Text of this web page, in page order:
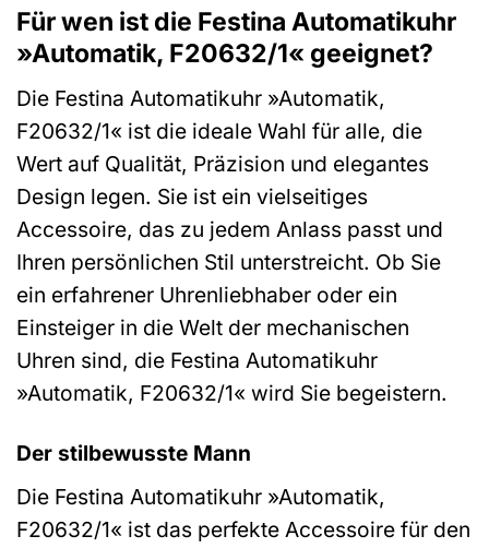
Für wen ist die Festina Automatikuhr
»Automatik, F20632/1« geeignet?
Die Festina Automatikuhr »Automatik,
F20632/1« ist die ideale Wahl für alle, die
Wert auf Qualität, Präzision und elegantes
Design legen. Sie ist ein vielseitiges
Accessoire, das zu jedem Anlass passt und
Ihren persönlichen Stil unterstreicht. Ob Sie
ein erfahrener Uhrenliebhaber oder ein
Einsteiger in die Welt der mechanischen
Uhren sind, die Festina Automatikuhr
»Automatik, F20632/1« wird Sie begeistern.
Der stilbewusste Mann
Die Festina Automatikuhr »Automatik,
F20632/1« ist das perfekte Accessoire für den